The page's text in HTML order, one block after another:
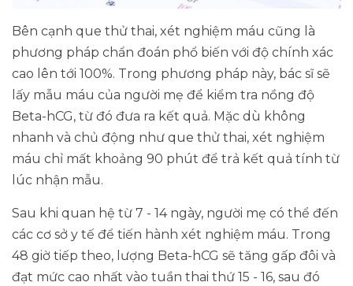
Bên cạnh que thử thai, xét nghiệm máu cũng là
phương pháp chẩn đoán phổ biến với độ chính xác
cao lên tới 100%. Trong phương pháp này, bác sĩ sẽ
lấy mẫu máu của người mẹ để kiểm tra nồng độ
Beta-hCG, từ đó đưa ra kết quả. Mặc dù không
nhanh và chủ động như que thử thai, xét nghiệm
máu chỉ mất khoảng 90 phút để trả kết quả tính từ
lúc nhận mẫu.
Sau khi quan hệ từ 7 - 14 ngày, người mẹ có thể đến
các cơ sở y tế để tiến hành xét nghiệm máu. Trong
48 giờ tiếp theo, lượng Beta-hCG sẽ tăng gấp đôi và
đạt mức cao nhất vào tuần thai thứ 15 - 16, sau đó